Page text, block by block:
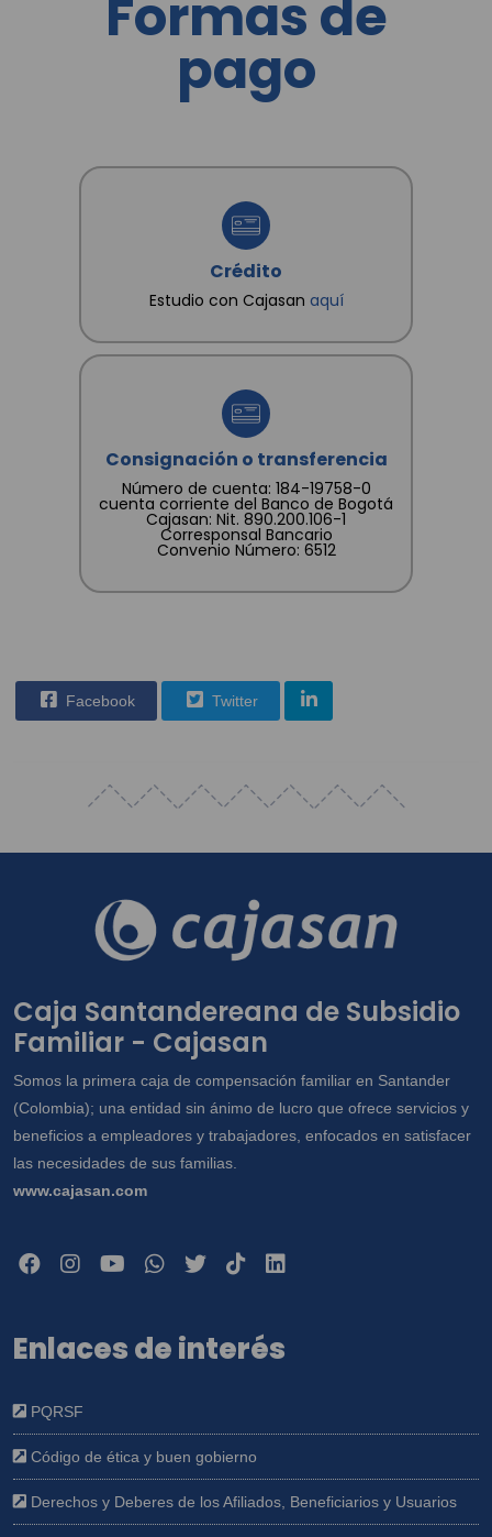
a conocer, actualizar, rectificar y suprimir mis datos
y revocar la autorización. Igualmente declaro que
que suministro, para que CAJA SANTANDEREANA
DE SUBSIDIO FAMILIAR "CAJASAN" les dé
tratamiento conforme a las finalidades
Formas de
pago
Crédito
Estudio con Cajasan aquí
Consignación o transferencia
Número de cuenta: 184-19758-0
cuenta corriente del Banco de Bogotá
Cajasan: Nit. 890.200.106-1
Corresponsal Bancario
Convenio Número: 6512
Facebook Twitter
Caja Santandereana de Subsidio
Familiar - Cajasan
Somos la primera caja de compensación familiar en Santander
(Colombia); una entidad sin ánimo de lucro que ofrece servicios y
beneficios a empleadores y trabajadores, enfocados en satisfacer
las necesidades de sus familias.
www.cajasan.com
Enlaces de interés
PQRSF
Código de ética y buen gobierno
Derechos y Deberes de los Afiliados, Beneficiarios y Usuarios